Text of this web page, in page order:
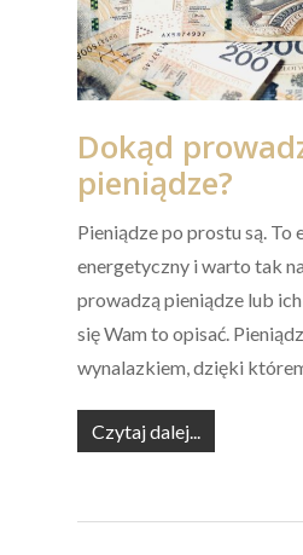
Dokąd
pieniądze?
Pieniądze po prostu są. To
energetyczny i warto tak
prowadzą pieniądze lub
się Wam to opisać.
wynalazkiem, dzięki
Czytaj dalej...